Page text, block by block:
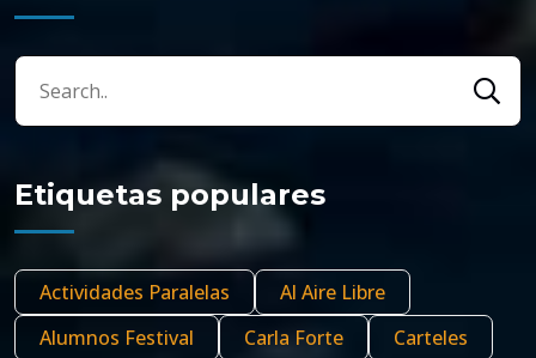
Etiquetas populares
Actividades Paralelas
Al Aire Libre
Alumnos Festival
Carla Forte
Carteles